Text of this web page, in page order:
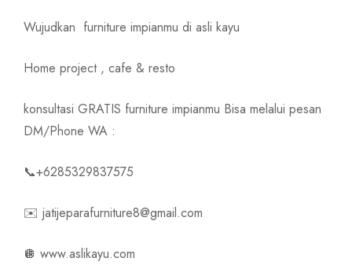
Wujudkan furniture impianmu di asli kayu
Home project , cafe & resto
konsultasi GRATIS furniture impianmu Bisa melalui pesan
DM/Phone WA :
📞+6285329837575
✉️ jatijeparafurniture8@gmail.com
🪩 www.aslikayu.com